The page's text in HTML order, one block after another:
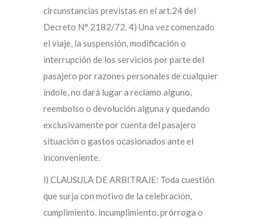
circunstancias previstas en el art.24 del
Decreto N° 2182/72. 4) Una vez comenzado
el viaje, la suspensión, modificación o
interrupción de los servicios por parte del
pasajero por razones personales de cualquier
índole, no dará lugar a reclamo alguno,
reembolso o devolución alguna y quedando
exclusivamente por cuenta del pasajero
situación o gastos ocasionados ante el
inconveniente.
l) CLAUSULA DE ARBITRAJE: Toda cuestión
que surja con motivo de la celebración,
cumplimiento, incumplimiento, prórroga o